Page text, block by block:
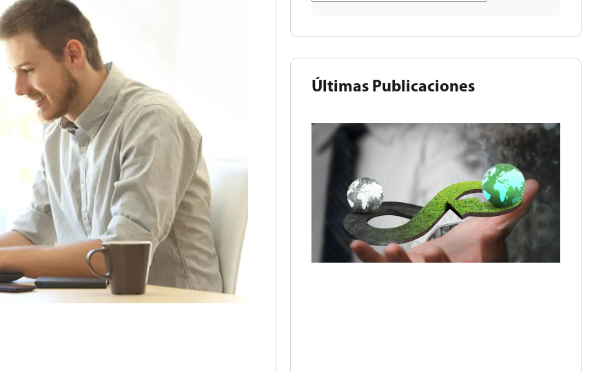
Últimas Publicaciones